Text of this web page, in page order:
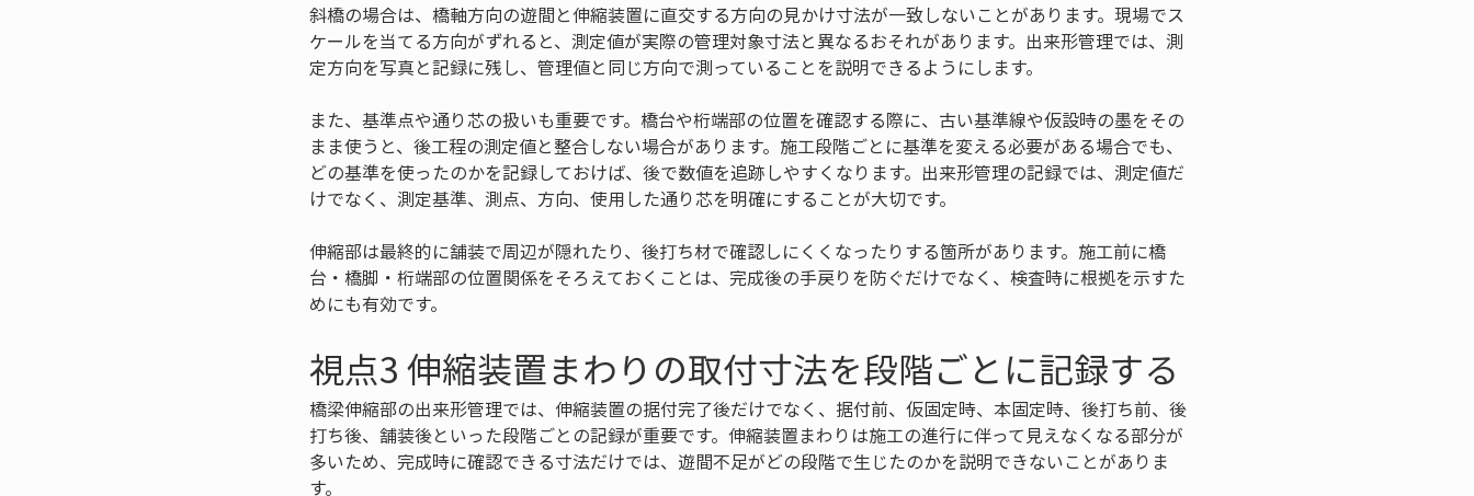
斜橋の場合は、橋軸方向の遊間と伸縮装置に直交する方向の見かけ寸法が一致しないことがあります。現場でス
ケールを当てる方向がずれると、測定値が実際の管理対象寸法と異なるおそれがあります。出来形管理では、測
定方向を写真と記録に残し、管理値と同じ方向で測っていることを説明できるようにします。
また、基準点や通り芯の扱いも重要です。橋台や桁端部の位置を確認する際に、古い基準線や仮設時の墨をその
まま使うと、後工程の測定値と整合しない場合があります。施工段階ごとに基準を変える必要がある場合でも、
どの基準を使ったのかを記録しておけば、後で数値を追跡しやすくなります。出来形管理の記録では、測定値だ
けでなく、測定基準、測点、方向、使用した通り芯を明確にすることが大切です。
伸縮部は最終的に舗装で周辺が隠れたり、後打ち材で確認しにくくなったりする箇所があります。施工前に橋
台・橋脚・桁端部の位置関係をそろえておくことは、完成後の手戻りを防ぐだけでなく、検査時に根拠を示すた
めにも有効です。
視点3 伸縮装置まわりの取付寸法を段階ごとに記録する
橋梁伸縮部の出来形管理では、伸縮装置の据付完了後だけでなく、据付前、仮固定時、本固定時、後打ち前、後
打ち後、舗装後といった段階ごとの記録が重要です。伸縮装置まわりは施工の進行に伴って見えなくなる部分が
多いため、完成時に確認できる寸法だけでは、遊間不足がどの段階で生じたのかを説明できないことがありま
す。